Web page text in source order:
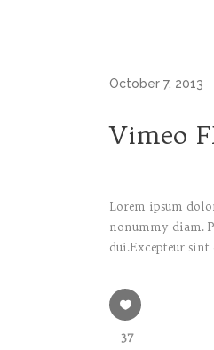
October 7, 2013
Vimeo
Lorem ipsum
nonummy diam.
dui.Excepteur
37